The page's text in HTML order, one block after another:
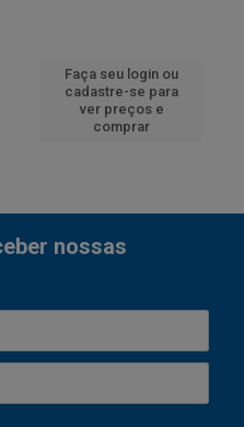
Faça seu login ou
cadastre-se para
ver preços e
comprar
nossas